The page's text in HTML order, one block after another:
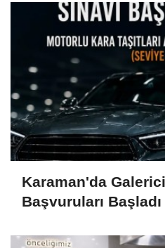
Karaman'da
Başvuruları Başladı